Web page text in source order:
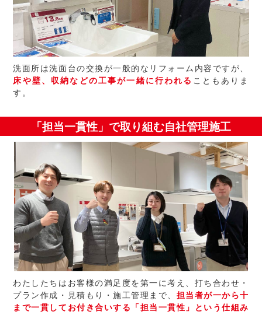
洗面所は洗面台の交換が一般的なリフォーム内容ですが、
床や壁、収納などの工事が一緒に行われる こともありま
す。
「担当一貫性」で取り組む自社管理施工
わたしたちはお客様の満足度を第一に考え、打ち合わせ・
プラン作成・見積もり・施工管理まで、 担当者が一から十
まで一貫してお付き合いする「担当一貫性」という仕組み